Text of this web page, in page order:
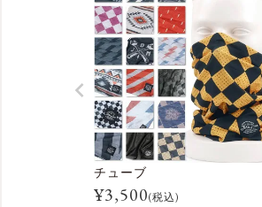
チューブ
¥3,500(税込)